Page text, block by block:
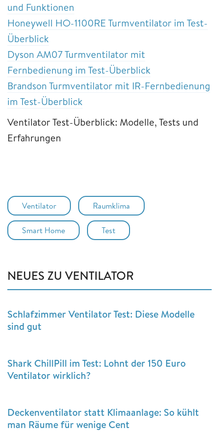
und Funktionen
Honeywell HO-1100RE Turmventilator im Test-
Überblick
Dyson AM07 Turmventilator mit
Fernbedienung im Test-Überblick
Brandson Turmventilator mit IR-Fernbedienung
im Test-Überblick
Ventilator Test-Überblick: Modelle, Tests und
Erfahrungen
Ventilator Raumklima
Smart Home Test
NEUES ZU VENTILATOR
Schlafzimmer Ventilator Test: Diese Modelle
sind gut
Shark ChillPill im Test: Lohnt der 150 Euro
Ventilator wirklich?
Deckenventilator statt Klimaanlage: So kühlt
man Räume für wenige Cent